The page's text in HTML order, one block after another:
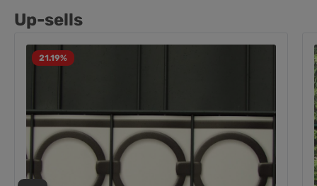
Up-sells
21.19%